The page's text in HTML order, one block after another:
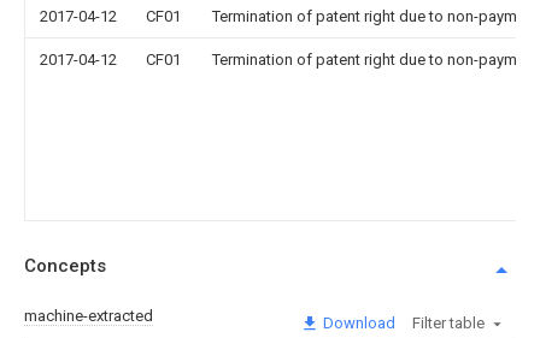
2017-04-12 CF01 Termination of patent right due to non-
2017-04-12 CF01 Termination of patent right due to non-
Concepts
machine-extracted Download Filter table